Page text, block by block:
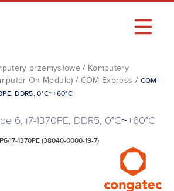
przemysłowe / Komputery
On Module) / COM Express / COM
DDR5, 0°C~+60°C
6, i7-1370PE, DDR5, 0°C~+60°C
i7-1370PE (38040-0000-19-7)